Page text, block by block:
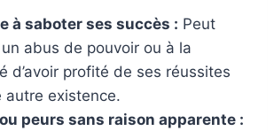
à saboter ses succès : Peut
abus de pouvoir ou à la
d’avoir profité de ses réussites
autre existence.
peurs sans raison apparente :